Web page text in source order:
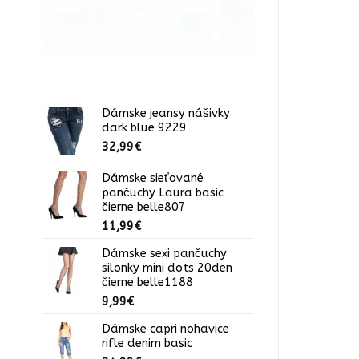
Dámske jeansy nášivky
dark blue 9229
32,99€
Dámske sieťované
pančuchy Laura basic
čierne belle807
11,99€
Dámske sexi pančuchy
silonky mini dots 20den
čierne belle1188
9,99€
Dámske capri nohavice
rifle denim basic